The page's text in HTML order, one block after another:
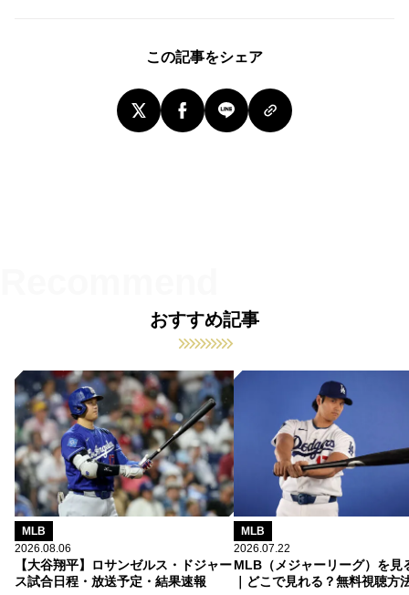
この記事をシェア
おすすめ記事
MLB
2026.08.06
【大谷翔平】ロサンゼルス・ドジャー
ス試合日程・放送予定・結果速報
MLB
2026.07.22
MLB（メジャーリーグ）を見
｜どこで見れる？無料視聴方